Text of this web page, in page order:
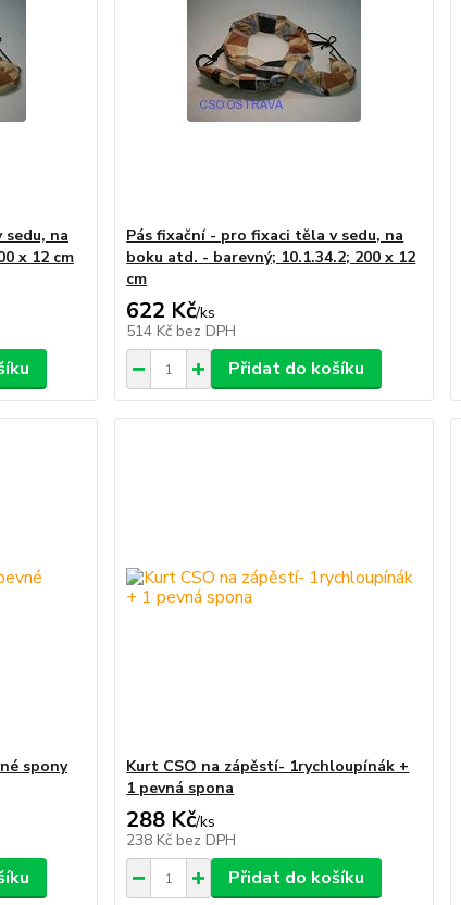
na
x 12 cm
Pás fixační - pro fixaci těla v sedu, na
boku atd. - barevný; 10.1.34.2; 200 x 12
cm
622 Kč/ks
514 Kč bez DPH
Přidat do košíku
spony
Kurt CSO na zápěstí- 1rychloupínák +
1 pevná spona
288 Kč/ks
238 Kč bez DPH
Přidat do košíku